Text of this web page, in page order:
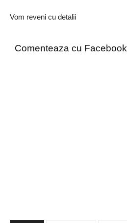
Vom reveni cu detalii
Comenteaza cu Facebook